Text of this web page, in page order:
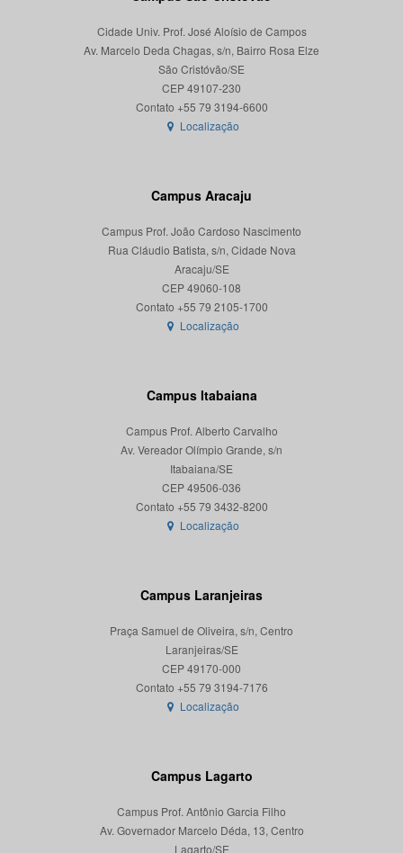
Cidade Univ. Prof. José Aloísio de Campos
Av. Marcelo Deda Chagas, s/n, Bairro Rosa Elze
São Cristóvão/SE
CEP 49107-230
Localização
Campus Aracaju
Campus Prof. João Cardoso Nascimento
Rua Cláudio Batista, s/n, Cidade Nova
Aracaju/SE
CEP 49060-108
Localização
Campus Itabaiana
Campus Prof. Alberto Carvalho
Av. Vereador Olímpio Grande, s/n
Itabaiana/SE
CEP 49506-036
Localização
Campus Laranjeiras
Praça Samuel de Oliveira, s/n, Centro
Laranjeiras/SE
CEP 49170-000
Localização
Campus Lagarto
Campus Prof. Antônio Garcia Filho
Av. Governador Marcelo Déda, 13, Centro
Lagarto/SE